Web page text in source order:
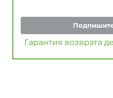
Гарантия возврата